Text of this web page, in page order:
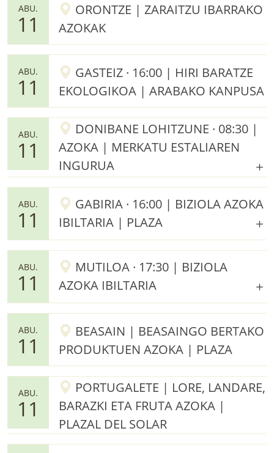
ABU.
11
ORONTZE | ZARAITZU IBARRAKO
AZOKAK
ABU.
11
GASTEIZ · 16:00 | HIRI BARATZE
EKOLOGIKOA | ARABAKO KANPUSA
ABU.
11
DONIBANE LOHITZUNE · 08:30 |
AZOKA | MERKATU ESTALIAREN
INGURUA
ABU.
11
GABIRIA · 16:00 | BIZIOLA AZOKA
IBILTARIA | PLAZA
ABU.
11
MUTILOA · 17:30 | BIZIOLA
AZOKA IBILTARIA
ABU.
11
BEASAIN | BEASAINGO BERTAKO
PRODUKTUEN AZOKA | PLAZA
ABU.
11
PORTUGALETE | LORE, LANDARE,
BARAZKI ETA FRUTA AZOKA |
PLAZAL DEL SOLAR